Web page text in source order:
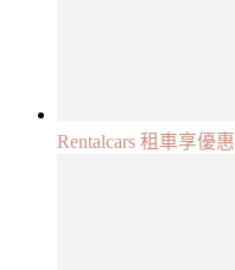
Rentalcars 租車享優惠